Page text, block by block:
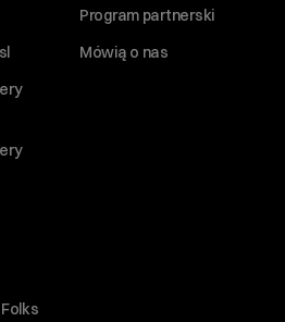
Program partnerski
Mówią o nas